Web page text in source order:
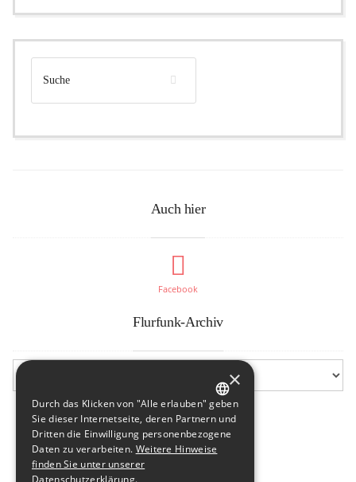
Auch hier
Facebook
Flurfunk-Archiv
GERMAN
ENGLISH
×
Durch das Klicken von "Alle erlauben" geben
Sie dieser Internetseite, deren Partnern und
Dritten die Einwilligung personenbezogene
Daten zu verarbeiten. Weitere Hinweise
finden Sie unter unserer
Datenschutzerklärung.